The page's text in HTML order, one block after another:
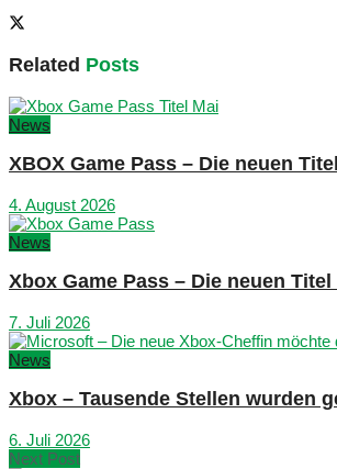
Related Posts
News
XBOX Game Pass – Die neuen
4. August 2026
News
Xbox Game Pass – Die neuen
7. Juli 2026
News
Xbox – Tausende Stellen wurden
6. Juli 2026
Next Post